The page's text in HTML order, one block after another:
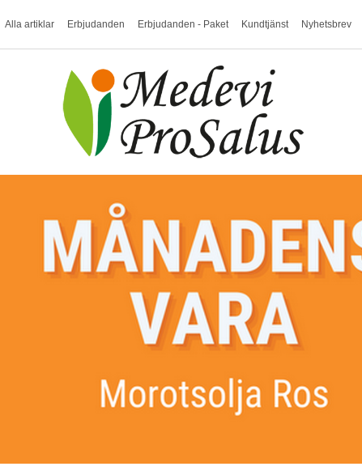
Alla artiklar Erbjudanden Erbjudanden - Paket Kundtjänst Nyhetsbrev